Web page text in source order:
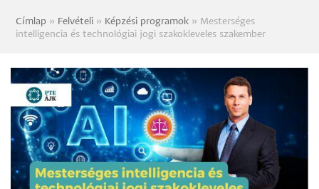
Morzsa
Címlap Felvételi Képzési programok
Mesterséges
intelligencia és technológiai jogi szakokleveles szakember